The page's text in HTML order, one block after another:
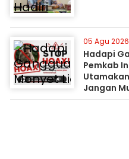
05 Agu 2026
Hadapi
Pemkab
Jangan